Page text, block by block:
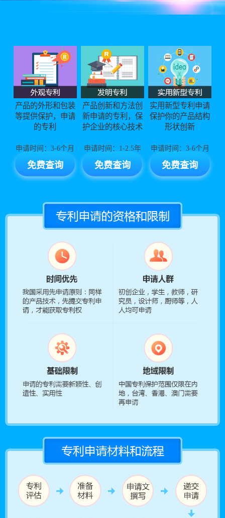
手机号 157****9519 查询了专利能否申请
手机号 183****3066 查询了专利能否申请
手机号 187****3726 查询了专利能否申请
手机号 198****1124 查询了专利能否申请
手机号 149****8230 查询了专利能否申请
手机号 173****9771 查询了专利能否申请
手机号 181****7509 查询了专利能否申请
手机号 199****7443 查询了专利能否申请
手机号 166****6143 查询了专利能否申请
手机号 137****6107 查询了专利能否申请
手机号 138****5060 查询了专利能否申请
手机号 147****7685 查询了专利能否申请
手机号 151****8902 查询了专利能否申请
手机号 157****9519 查询了专利能否申请
手机号 182****2995 查询了专利能否申请
手机号 183****3066 查询了专利能否申请
手机号 198****1124 查询了专利能否申请
手机号 149****8230 查询了专利能否申请
手机号 173****9771 查询了专利能否申请
手机号 181****7509 查询了专利能否申请
手机号 189****6342 查询了专利能否申请
手机号 171****6951 查询了专利能否申请
手机号 186****1053 查询了专利能否申请
手机号 137****6107 查询了专利能否申请
手机号 138****5060 查询了专利能否申请
手机号 147****7685 查询了专利能否申请
产品的外形和包装
等提供保护，申请
的专利
申请时间：3-6个月
免费查询
产品创新和方法创
新申请的专利，保
护企业的核心技术
申请时间：1-2.5年
免费查询
实用新型专利申请
保护你的产品结构
形状创新
申请时间：3-6个月
免费查询
广东
励……
发明专利授权奖励0.5万元，PCT授权的发明专
利奖励3万元……
专利资助专利授权人补贴 2000元／件……